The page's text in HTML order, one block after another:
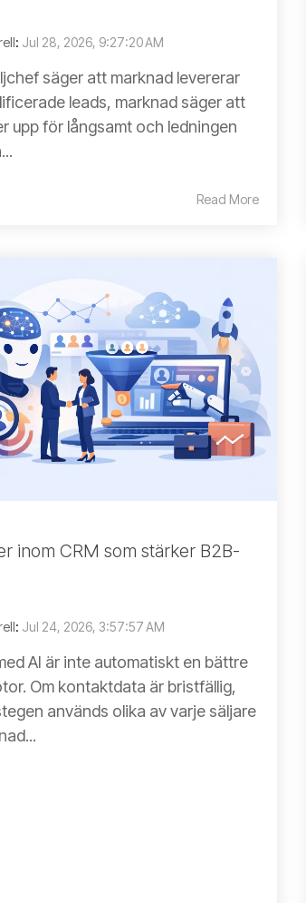
: Jul 28, 2026, 9:27:20 AM
säger att marknad levererar
leads, marknad säger att
upp för långsamt och ledningen
Read More
inom CRM som stärker B2B-
: Jul 24, 2026, 3:57:57 AM
AI är inte automatiskt en bättre
Om kontaktdata är bristfällig,
används olika av varje säljare